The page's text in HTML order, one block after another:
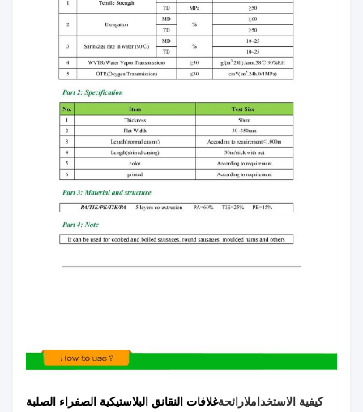
كيفية الاستخداملارائحةغلافات النقانق البلاستيكية الصفراء الصلبة